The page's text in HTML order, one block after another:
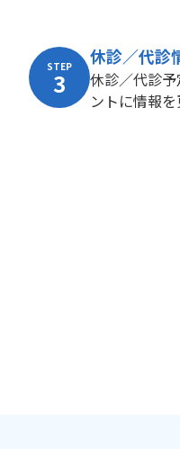
STEP
3
休診／代診
休診／代診
ントに情報を